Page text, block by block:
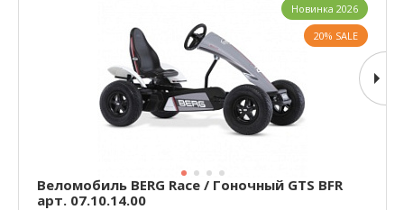
Веломобиль BERG Race / Гоночный GTS BFR
арт. 07.10.14.00
Новинка 2026
20% SALE